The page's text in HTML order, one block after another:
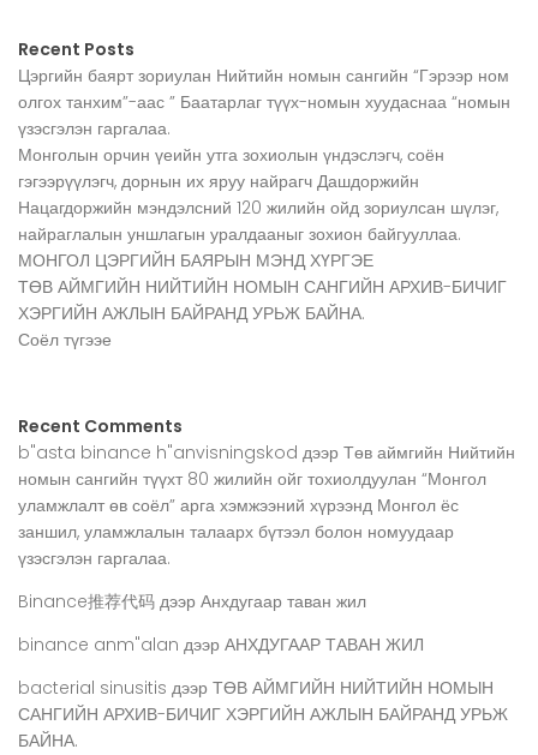
Recent Posts
Цэргийн баярт зориулан Нийтийн номын сангийн “Гэрээр ном
олгох танхим”-аас ” Баатарлаг түүх-номын хуудаснаа “номын
үзэсгэлэн гаргалаа.
Монголын орчин үеийн утга зохиолын үндэслэгч, соён
гэгээрүүлэгч, дорнын их яруу найрагч Дашдоржийн
Нацагдоржийн мэндэлсний 120 жилийн ойд зориулсан шүлэг,
найраглалын уншлагын уралдааныг зохион байгууллаа.
МОНГОЛ ЦЭРГИЙН БАЯРЫН МЭНД ХҮРГЭЕ
ТӨВ АЙМГИЙН НИЙТИЙН НОМЫН САНГИЙН АРХИВ-БИЧИГ
ХЭРГИЙН АЖЛЫН БАЙРАНД УРЬЖ БАЙНА.
Соёл түгээе
Recent Comments
b"asta binance h"anvisningskod дээр Төв аймгийн Нийтийн
номын сангийн түүхт 80 жилийн ойг тохиолдуулан “Монгол
уламжлалт өв соёл” арга хэмжээний хүрээнд Монгол ёс
заншил, уламжлалын талаарх бүтээл болон номуудаар
үзэсгэлэн гаргалаа.
Binance推荐代码 дээр Анхдугаар таван жил
binance anm"alan дээр АНХДУГААР ТАВАН ЖИЛ
bacterial sinusitis дээр ТӨВ АЙМГИЙН НИЙТИЙН НОМЫН
САНГИЙН АРХИВ-БИЧИГ ХЭРГИЙН АЖЛЫН БАЙРАНД УРЬЖ
БАЙНА.